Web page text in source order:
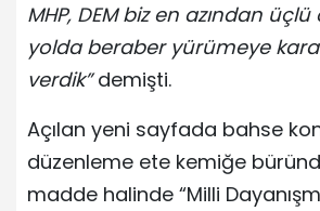
MHP, DEM biz en azından
yolda beraber yürümeye
verdik”demişti.
Açılan yeni sayfada bahse
düzenleme ete kemiğe
madde halinde “Milli